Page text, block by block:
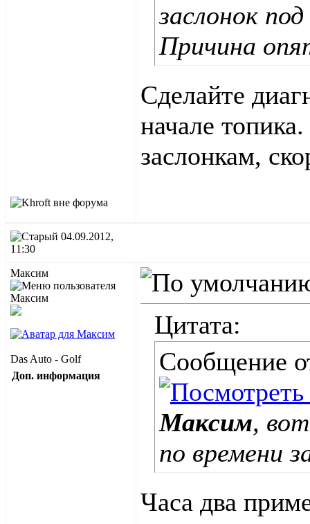
заслонок
Причина
Сделайте
начале
заслонкам,
04.09.2012,
11:30
Макcим
Das Auto - Golf
Доп. информация
Цитата:
Сообщение
Макcим,
по времени
Часа два